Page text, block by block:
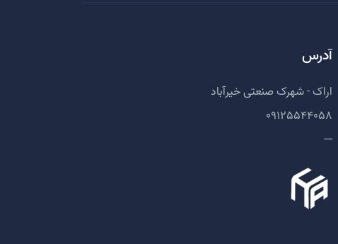
آدرس
اراک - شهرک صنعتی خیرآباد
09125544058
---